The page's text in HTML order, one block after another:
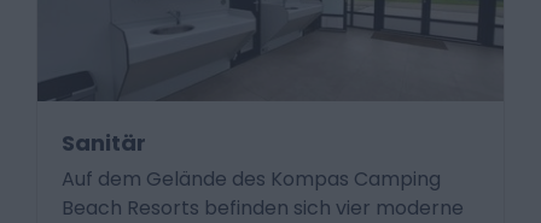
Sanitär
Auf dem Gelände des Kompas Camping
Beach Resorts befinden sich vier moderne